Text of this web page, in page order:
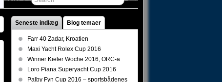
Seneste indlæg Blog temaer
Farr 40 Zadar, Kroatien
Maxi Yacht Rolex Cup 2016
Winner Kieler Woche 2016, ORC-a
Loro Piana Superyacht Cup 2016
Palby Fyn Cup 2016 – sportsbådenes